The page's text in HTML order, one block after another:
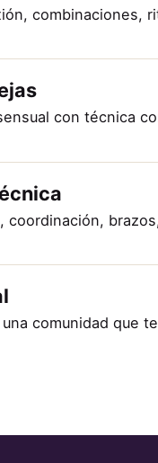
combinaciones,
con técnica
coordinación,
comunidad que